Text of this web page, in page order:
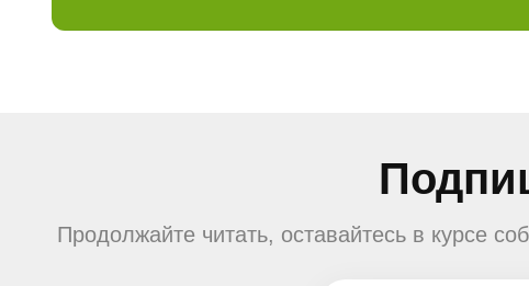
Продолжайте читать, оставайтесь в курсе